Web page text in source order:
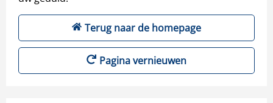
Terug naar de homepage
Pagina vernieuwen